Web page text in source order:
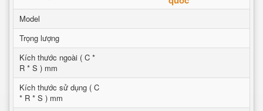
Model
Trọng lượng
Kích thước ngoài ( C *
R * S ) mm
Kích thước sử dụng ( C
* R * S ) mm